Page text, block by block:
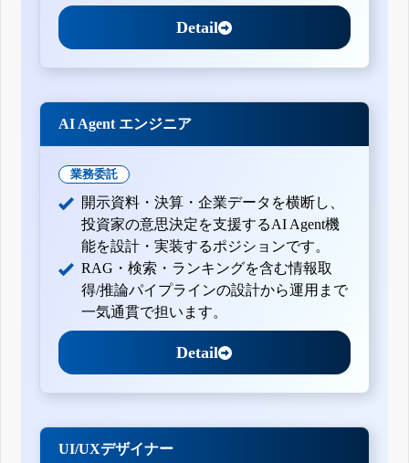
Detail
AI Agent エンジニア
業務委託
開示資料・決算・企業データを横断し、
投資家の意思決定を支援するAI Agent機
能を設計・実装するポジションです。
RAG・検索・ランキングを含む情報取
得/推論パイプラインの設計から運用まで
一気通貫で担います。
Detail
UI/UXデザイナー